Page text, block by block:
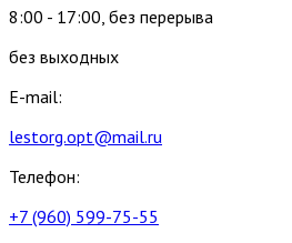
8:00 - 17:00, без перерыва
без выходных
E-mail:
lestorg.opt@mail.ru
Телефон:
+7 (960) 599-75-55